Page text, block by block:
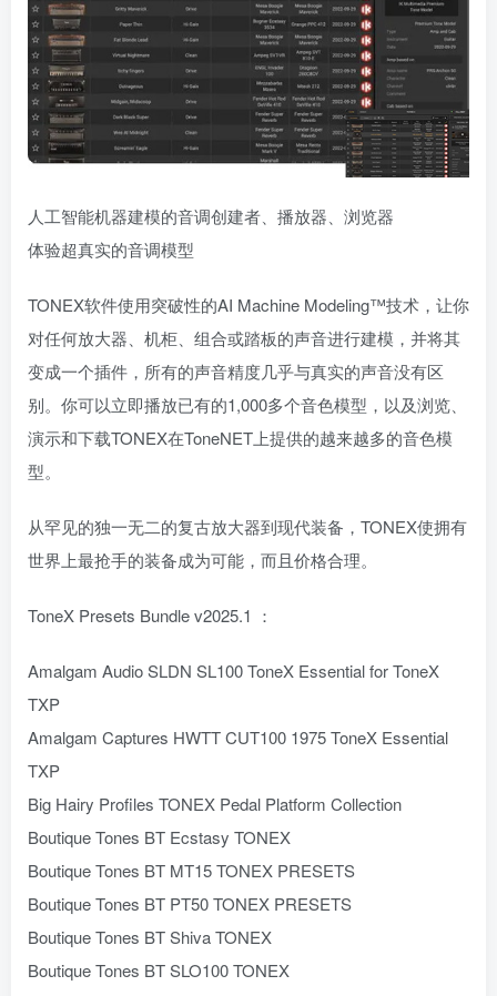
人工智能机器建模的音调创建者、播放器、浏览器
体验超真实的音调模型
TONEX软件使用突破性的AI Machine Modeling™技术，让你
对任何放大器、机柜、组合或踏板的声音进行建模，并将其
变成一个插件，所有的声音精度几乎与真实的声音没有区
别。你可以立即播放已有的1,000多个音色模型，以及浏览、
演示和下载TONEX在ToneNET上提供的越来越多的音色模
型。
从罕见的独一无二的复古放大器到现代装备，TONEX使拥有
世界上最抢手的装备成为可能，而且价格合理。
ToneX Presets Bundle v2025.1 ：
Amalgam Audio SLDN SL100 ToneX Essential for ToneX
TXP
Amalgam Captures HWTT CUT100 1975 ToneX Essential
TXP
Big Hairy Profiles TONEX Pedal Platform Collection
Boutique Tones BT Ecstasy TONEX
Boutique Tones BT MT15 TONEX PRESETS
Boutique Tones BT PT50 TONEX PRESETS
Boutique Tones BT Shiva TONEX
Boutique Tones BT SLO100 TONEX